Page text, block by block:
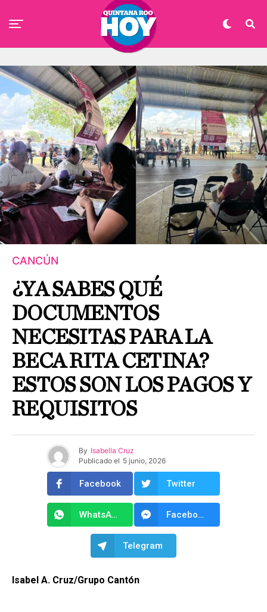
CANCÚN
¿YA SABES QUÉ
DOCUMENTOS
NECESITAS PARA LA
BECA RITA CETINA?
ESTOS SON LOS PAGOS Y
REQUISITOS
By Isabella Cruz
Publicado el 5 junio, 2026
Facebook Twitter
WhatsApp Facebook Messenger
Telegram
Isabel A. Cruz/Grupo Cantón